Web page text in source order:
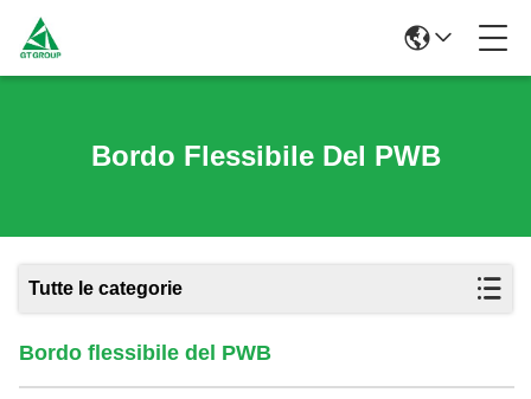
Bordo Flessibile Del PWB
Tutte le categorie
Bordo flessibile del PWB